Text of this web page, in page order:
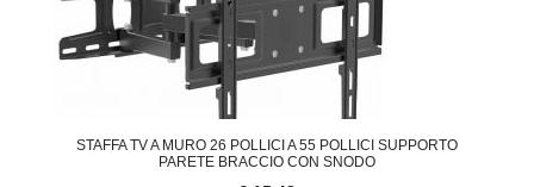
STAFFA TV A MURO 26 POLLICI A 55 POLLICI SUPPORTO
PARETE BRACCIO CON SNODO